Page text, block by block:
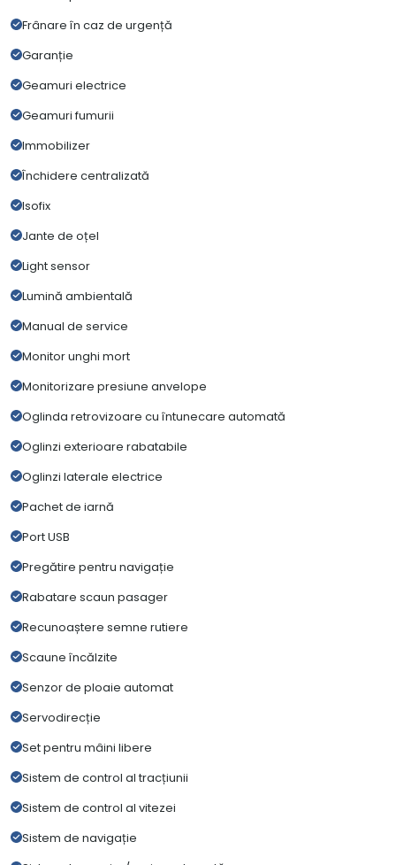
Frânare în caz de urgență
Garanție
Geamuri electrice
Geamuri fumurii
Immobilizer
Închidere centralizată
Isofix
Jante de oțel
Light sensor
Lumină ambientală
Manual de service
Monitor unghi mort
Monitorizare presiune anvelope
Oglinda retrovizoare cu întunecare automată
Oglinzi exterioare rabatabile
Oglinzi laterale electrice
Pachet de iarnă
Port USB
Pregătire pentru navigație
Rabatare scaun pasager
Recunoaștere semne rutiere
Scaune încălzite
Senzor de ploaie automat
Servodirecție
Set pentru mâini libere
Sistem de control al tracțiunii
Sistem de control al vitezei
Sistem de navigație